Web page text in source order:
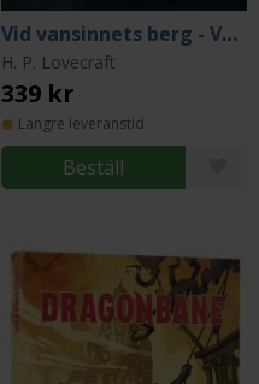
Vid vansinnets berg - Volym I
H. P. Lovecraft
339 kr
Längre leveranstid
Beställ